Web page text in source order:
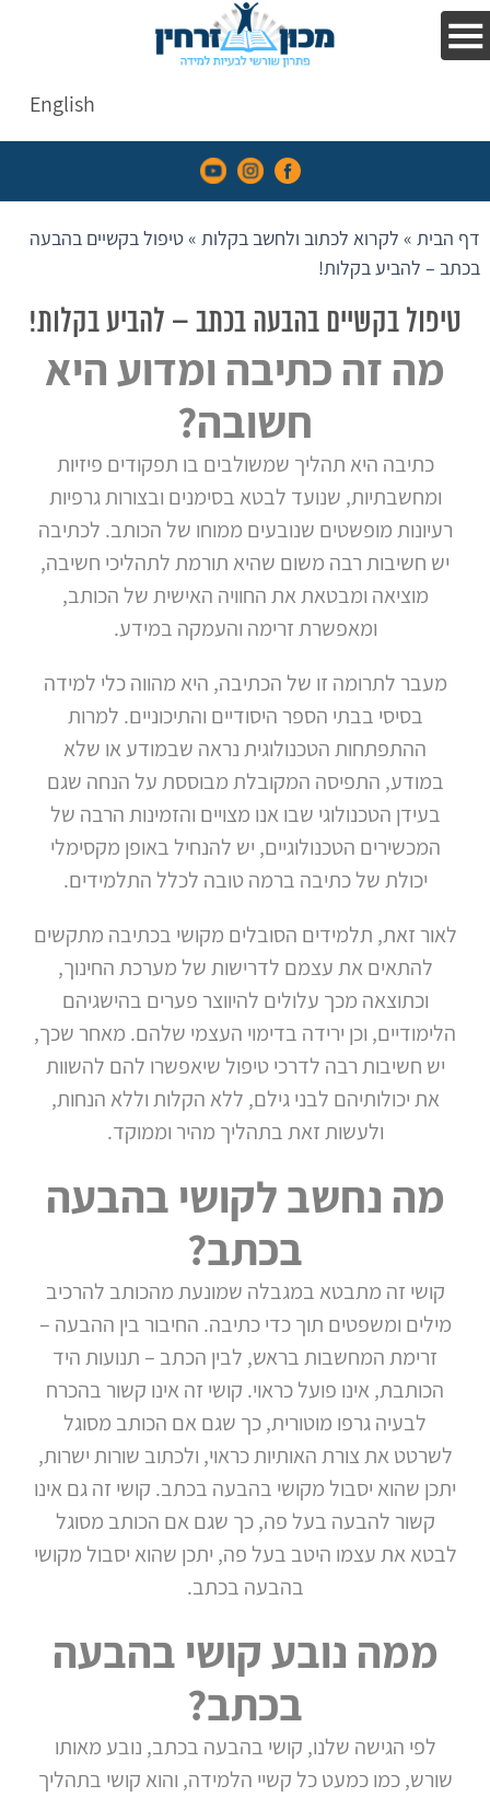
English
וריכוז
השיטה
והמלצות
אנחנו
קורסים
מאמרים
צור
קשר
דף הבית» לקרוא לכתוב ולחשב בקלות»טיפול בקשיים בהבעה
בכתב – להביע בקלות!
טיפול בקשיים בהבעה בכתב – להביע בקלות!
מה זה כתיבה ומדוע היא
חשובה?
כתיבה היא תהליך שמשולבים בו תפקודים פיזיות
ומחשבתיות, שנועד לבטא בסימנים ובצורות גרפיות
רעיונות מופשטים שנובעים ממוחו של הכותב. לכתיבה
יש חשיבות רבה משום שהיא תורמת לתהליכי חשיבה,
מוציאה ומבטאת את החוויה האישית של הכותב,
ומאפשרת זרימה והעמקה במידע.
מעבר לתרומה זו של הכתיבה, היא מהווה כלי למידה
בסיסי בבתי הספר היסודיים והתיכוניים. למרות
ההתפתחות הטכנולוגית נראה שבמודע או שלא
במודע, התפיסה המקובלת מבוססת על הנחה שגם
בעידן הטכנולוגי שבו אנו מצויים והזמינות הרבה של
המכשירים הטכנולוגיים, יש להנחיל באופן מקסימלי
יכולת של כתיבה ברמה טובה לכלל התלמידים.
לאור זאת, תלמידים הסובלים מקושי בכתיבה מתקשים
להתאים את עצמם לדרישות של מערכת החינוך,
וכתוצאה מכך עלולים להיווצר פערים בהישגיהם
הלימודיים, וכן ירידה בדימוי העצמי שלהם. מאחר שכך,
יש חשיבות רבה לדרכי טיפול שיאפשרו להם להשוות
את יכולותיהם לבני גילם, ללא הקלות וללא הנחות,
ולעשות זאת בתהליך מהיר וממוקד.
מה נחשב לקושי בהבעה
בכתב?
קושי זה מתבטא במגבלה שמונעת מהכותב להרכיב
מילים ומשפטים תוך כדי כתיבה. החיבור בין ההבעה –
זרימת המחשבות בראש, לבין הכתב – תנועות היד
הכותבת, אינו פועל כראוי. קושי זה אינו קשור בהכרח
לבעיה גרפו מוטורית, כך שגם אם הכותב מסוגל
לשרטט את צורת האותיות כראוי, ולכתוב שורות ישרות,
יתכן שהוא יסבול מקושי בהבעה בכתב. קושי זה גם אינו
קשור להבעה בעל פה, כך שגם אם הכותב מסוגל
לבטא את עצמו היטב בעל פה, יתכן שהוא יסבול מקושי
בהבעה בכתב.
ממה נובע קושי בהבעה
בכתב?
לפי הגישה שלנו, קושי בהבעה בכתב, נובע מאותו
שורש, כמו כמעט כל קשיי הלמידה, והוא קושי בתהליך